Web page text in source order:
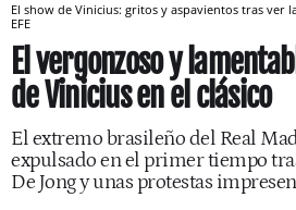
El show de Vinicius: gritos y aspavientos tras ver
EFE
El vergonzoso y
de Vinicius en el clásico
El extremo brasileño del Real
expulsado en el primer tiempo
De Jong y unas protestas